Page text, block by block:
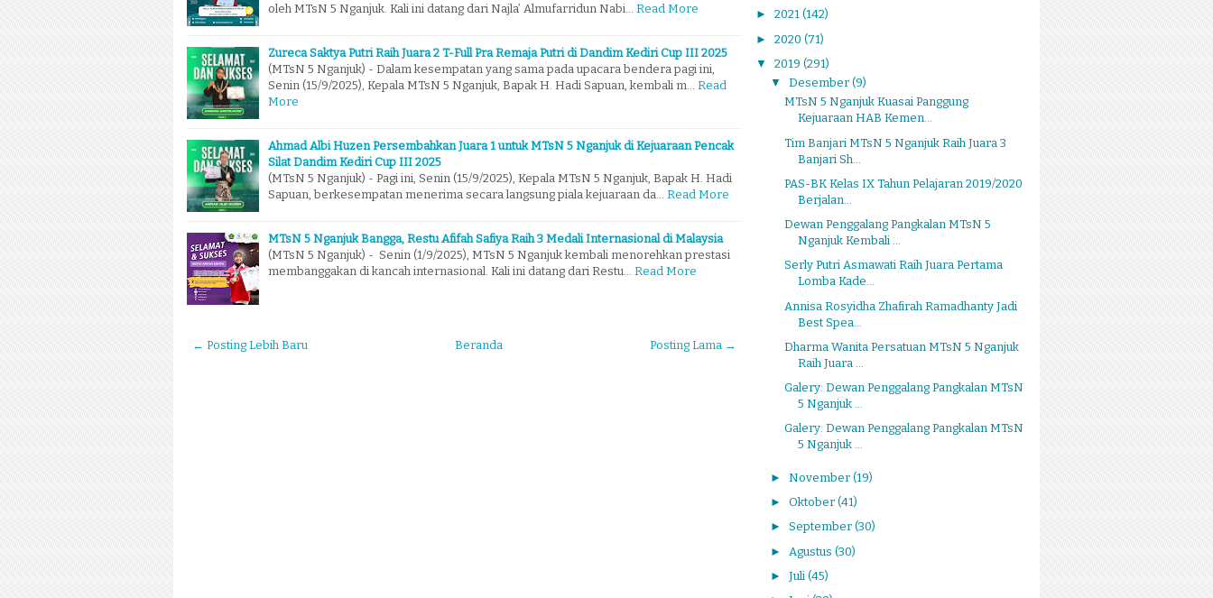
oleh MTsN 5 Nganjuk. Kali ini datang dari Najla’ Almufarridun Nabi… Read More
Zureca Saktya Putri Raih Juara 2 T-Full Pra Remaja Putri di Dandim Kediri Cup III 2025
(MTsN 5 Nganjuk) - Dalam kesempatan yang sama pada upacara bendera pagi ini,
Senin (15/9/2025), Kepala MTsN 5 Nganjuk, Bapak H. Hadi Sapuan, kembali m… Read
More
Ahmad Albi Huzen Persembahkan Juara 1 untuk MTsN 5 Nganjuk di Kejuaraan Pencak
Silat Dandim Kediri Cup III 2025
(MTsN 5 Nganjuk) - Pagi ini, Senin (15/9/2025), Kepala MTsN 5 Nganjuk, Bapak H. Hadi
Sapuan, berkesempatan menerima secara langsung piala kejuaraan da… Read More
MTsN 5 Nganjuk Bangga, Restu Afifah Safiya Raih 3 Medali Internasional di Malaysia
(MTsN 5 Nganjuk) - Senin (1/9/2025), MTsN 5 Nganjuk kembali menorehkan prestasi
membanggakan di kancah internasional. Kali ini datang dari Restu… Read More
← Posting Lebih Baru Posting Lama →
Beranda
► 2021 (142)
► 2020 (71)
▼ 2019 (291)
▼ Desember (9)
MTsN 5 Nganjuk Kuasai Panggung
Kejuaraan HAB Kemen...
Tim Banjari MTsN 5 Nganjuk Raih Juara 3
Banjari Sh...
PAS-BK Kelas IX Tahun Pelajaran 2019/2020
Berjalan...
Dewan Penggalang Pangkalan MTsN 5
Nganjuk Kembali ...
Serly Putri Asmawati Raih Juara Pertama
Lomba Kade...
Annisa Rosyidha Zhafirah Ramadhanty Jadi
Best Spea...
Dharma Wanita Persatuan MTsN 5 Nganjuk
Raih Juara ...
Galery: Dewan Penggalang Pangkalan MTsN
5 Nganjuk ...
Galery: Dewan Penggalang Pangkalan MTsN
5 Nganjuk ...
► November (19)
► Oktober (41)
► September (30)
► Agustus (30)
► Juli (45)